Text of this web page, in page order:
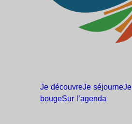
Je découvreJe séjourneJe
bougeSur l’agenda